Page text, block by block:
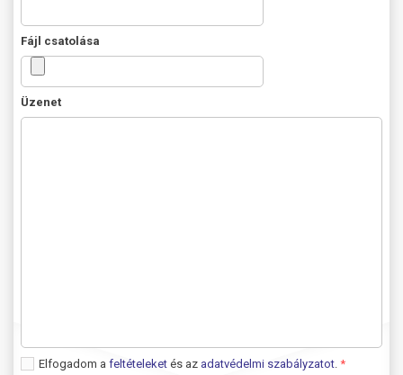
Fájl csatolása
Üzenet
Elfogadom afeltételeket és az adatvédelmi szabályzatot.*